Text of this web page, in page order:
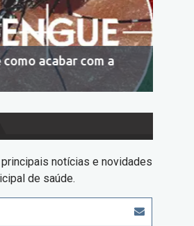
acabar com a
notícias e novidades
de saúde.